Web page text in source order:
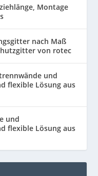
Montage
nach Maß
von rotec
und
flexible Lösung aus
und
flexible Lösung aus